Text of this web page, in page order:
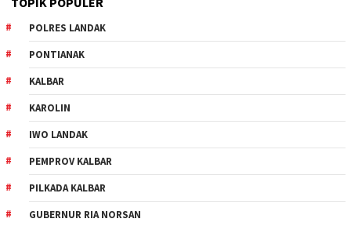
POLRES LANDAK
PONTIANAK
KALBAR
KAROLIN
IWO LANDAK
PEMPROV KALBAR
PILKADA KALBAR
GUBERNUR RIA NORSAN